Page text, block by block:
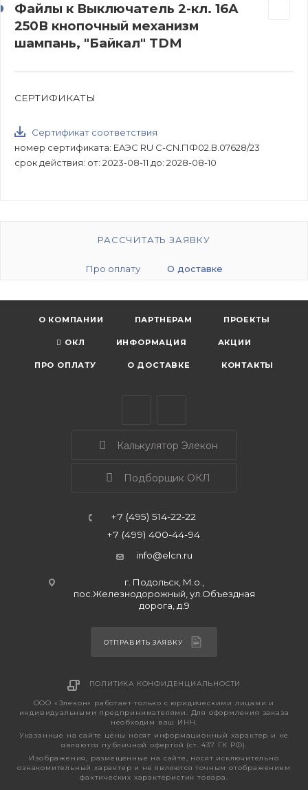
Файлы к Выключатель 2-кл. 16А
250В кнопочный механизм
шампань, "Байкал" TDM
СЕРТИФИКАТЫ
Сертификат соответствия
номер сертификата: EAЭС RU C-CN.ПФ02.В.07628/23
срок действия: от: 2023-08-11 до: 2028-08-10
РАССЧИТАТЬ ЗАЯВКУ
Про оплату О доставке
О КОМПАНИИ ПАРТНЕРАМ ПРОЕКТЫ
ОКЛ ИНФОРМАЦИЯ АКЦИИ
ПРО ОПЛАТУ О ДОСТАВКЕ КОНТАКТЫ
Калькулятор Элекон
Подборщик ОКЛ
+7 (495) 514-22-22
+7 (499) 400-44-94
info@elcn.ru
г. Подольск, М.о.,
пос.Железнодорожный, ул.Объездная
дорога, д.9
ОТПРАВИТЬ ЗАЯВКУ
ПОЛИТИКА КОНФИДЕНЦИАЛЬНОСТИ
ООО «Элекон» работает только с юридическими лицами и
индивидуальными предпринимателями. Для оформления заказа
необходим ваш ИНН.
Указанные на сайте цены носят информационный характер и не
являются публичной офертой (ст. 437 ГК РФ).
Изображения, размещенные на сайте, носят исключительно
ознакомительный характер и не являются точным отображением
фактических характеристик товара.